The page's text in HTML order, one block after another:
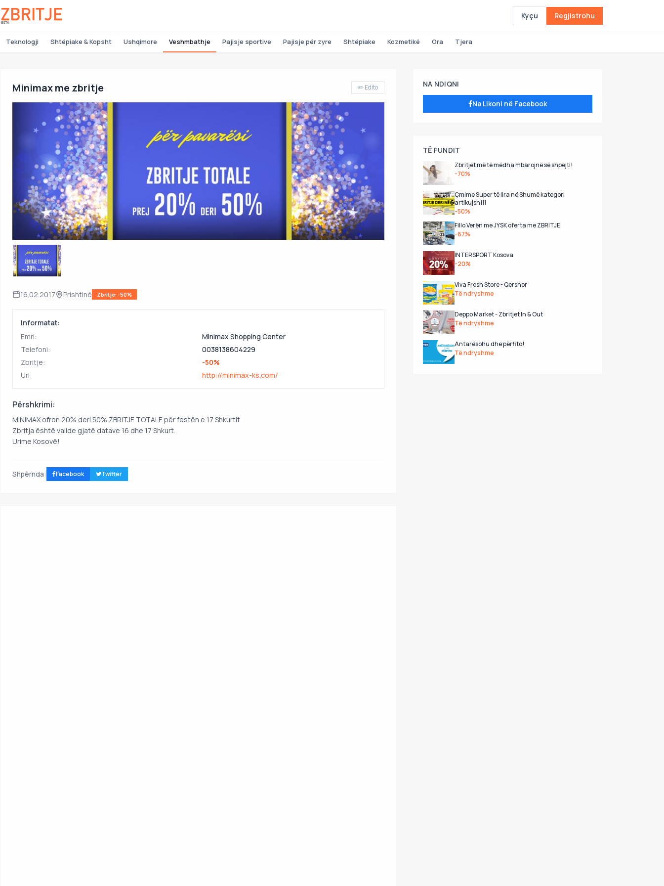
Kyçu Regjistrohu
Teknologji Shtëpiake & Kopsht Ushqimore Veshmbathje Pajisje sportive Pajisje për zyre Shtëpiake Kozmetikë Ora Tjera
Minimax me zbritje ✏️ Edito
16.02.2017 Prishtinë Zbritje: -50%
Informatat:
Emri:
Minimax Shopping Center
Telefoni:
0038138604229
Zbritje:
-50%
Url:
http://minimax-ks.com/
Përshkrimi:
MINIMAX ofron 20% deri 50% ZBRITJE TOTALE për festën e 17 Shkurtit.
Zbritja është valide gjatë datave 16 dhe 17 Shkurt.
Urime Kosovë!
Shpërnda: Facebook Twitter
NA NDIQNI
Na Likoni në Facebook
TË FUNDIT
Zbritjet më të mëdha mbarojnë së shpejti!
-70%
Çmime Super të lira në Shumë kategori
artikujsh!!!
-50%
Fillo Verën me JYSK oferta me ZBRITJE
-67%
INTERSPORT Kosova
-20%
Viva Fresh Store - Qershor
Të ndryshme
Deppo Market - Zbritjet In & Out
Të ndryshme
Antarësohu dhe përfito!
Të ndryshme